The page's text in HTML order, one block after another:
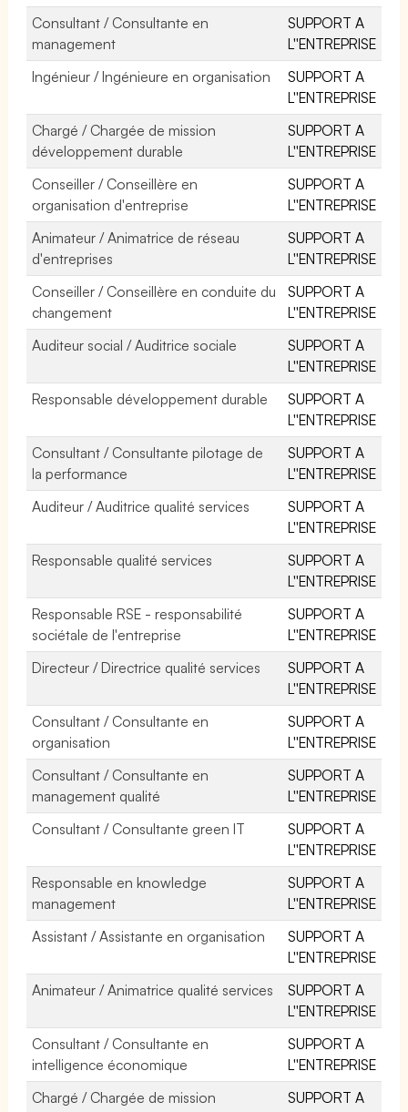
Consultant / Consultante en
management
SUPPORT A
L''ENTREPRISE
Ingénieur / Ingénieure en organisation
SUPPORT A
L''ENTREPRISE
Chargé / Chargée de mission
développement durable
SUPPORT A
L''ENTREPRISE
Conseiller / Conseillère en
organisation d'entreprise
SUPPORT A
L''ENTREPRISE
Animateur / Animatrice de réseau
d'entreprises
SUPPORT A
L''ENTREPRISE
Conseiller / Conseillère en conduite du
changement
SUPPORT A
L''ENTREPRISE
Auditeur social / Auditrice sociale
SUPPORT A
L''ENTREPRISE
Responsable développement durable
SUPPORT A
L''ENTREPRISE
Consultant / Consultante pilotage de
la performance
SUPPORT A
L''ENTREPRISE
Auditeur / Auditrice qualité services
SUPPORT A
L''ENTREPRISE
Responsable qualité services
SUPPORT A
L''ENTREPRISE
Responsable RSE - responsabilité
sociétale de l'entreprise
SUPPORT A
L''ENTREPRISE
Directeur / Directrice qualité services
SUPPORT A
L''ENTREPRISE
Consultant / Consultante en
organisation
SUPPORT A
L''ENTREPRISE
Consultant / Consultante en
management qualité
SUPPORT A
L''ENTREPRISE
Consultant / Consultante green IT
SUPPORT A
L''ENTREPRISE
Responsable en knowledge
management
SUPPORT A
L''ENTREPRISE
Assistant / Assistante en organisation
SUPPORT A
L''ENTREPRISE
Animateur / Animatrice qualité services
SUPPORT A
L''ENTREPRISE
Consultant / Consultante en
intelligence économique
SUPPORT A
L''ENTREPRISE
Chargé / Chargée de mission
SUPPORT A